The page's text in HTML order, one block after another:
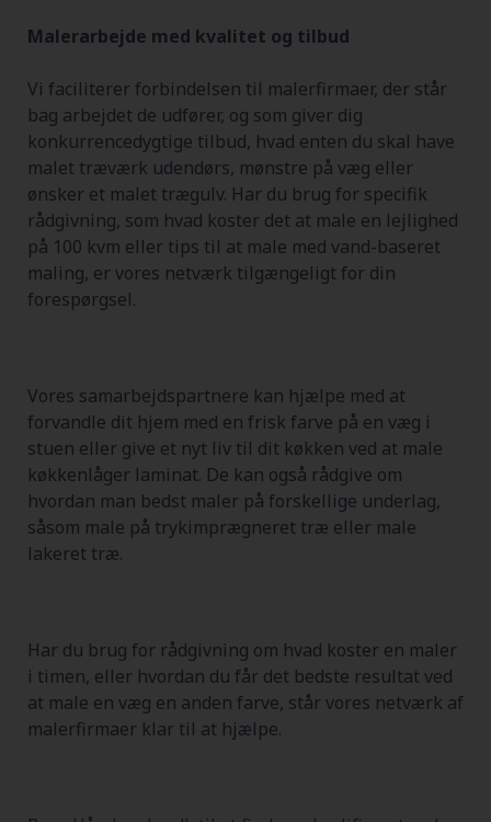
Malerarbejde med kvalitet og tilbud
Vi faciliterer forbindelsen til malerfirmaer, der står
bag arbejdet de udfører, og som giver dig
konkurrencedygtige tilbud, hvad enten du skal have
malet træværk udendørs, mønstre på væg eller
ønsker et malet trægulv. Har du brug for specifik
rådgivning, som hvad koster det at male en lejlighed
på 100 kvm eller tips til at male med vand-baseret
maling, er vores netværk tilgængeligt for din
forespørgsel.
Vores samarbejdspartnere kan hjælpe med at
forvandle dit hjem med en frisk farve på en væg i
stuen eller give et nyt liv til dit køkken ved at male
køkkenlåger laminat. De kan også rådgive om
hvordan man bedst maler på forskellige underlag,
såsom male på trykimprægneret træ eller male
lakeret træ.
Har du brug for rådgivning om hvad koster en maler
i timen, eller hvordan du får det bedste resultat ved
at male en væg en anden farve, står vores netværk af
malerfirmaer klar til at hjælpe.